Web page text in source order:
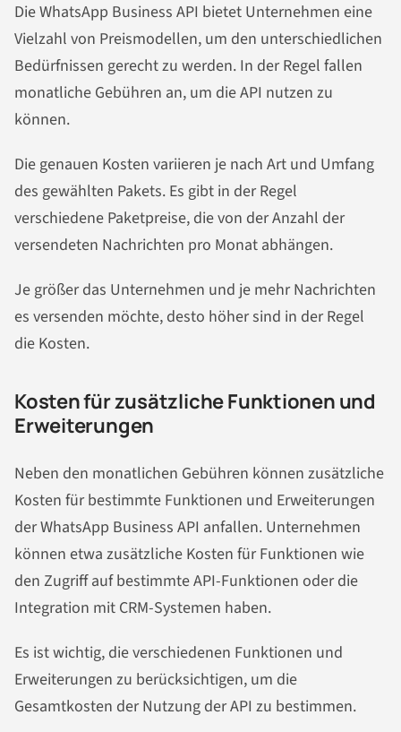
Die WhatsApp Business API bietet Unternehmen eine
Vielzahl von Preismodellen, um den unterschiedlichen
Bedürfnissen gerecht zu werden. In der Regel fallen
monatliche Gebühren an, um die API nutzen zu
können.
Die genauen Kosten variieren je nach Art und Umfang
des gewählten Pakets. Es gibt in der Regel
verschiedene Paketpreise, die von der Anzahl der
versendeten Nachrichten pro Monat abhängen.
Je größer das Unternehmen und je mehr Nachrichten
es versenden möchte, desto höher sind in der Regel
die Kosten.
Kosten für zusätzliche Funktionen und
Erweiterungen
Neben den monatlichen Gebühren können zusätzliche
Kosten für bestimmte Funktionen und Erweiterungen
der WhatsApp Business API anfallen. Unternehmen
können etwa zusätzliche Kosten für Funktionen wie
den Zugriff auf bestimmte API-Funktionen oder die
Integration mit CRM-Systemen haben.
Es ist wichtig, die verschiedenen Funktionen und
Erweiterungen zu berücksichtigen, um die
Gesamtkosten der Nutzung der API zu bestimmen.